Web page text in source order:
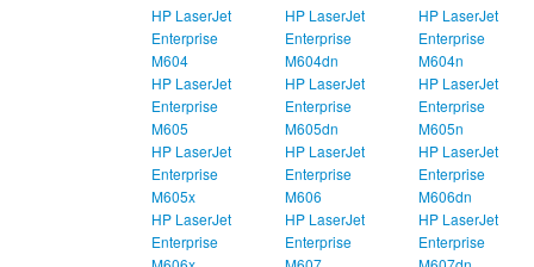
HP LaserJet
Enterprise
M604
HP LaserJet
Enterprise
M604dn
HP LaserJet
Enterprise
M604n
HP LaserJet
Enterprise
M605
HP LaserJet
Enterprise
M605dn
HP LaserJet
Enterprise
M605n
HP LaserJet
Enterprise
M605x
HP LaserJet
Enterprise
M606
HP LaserJet
Enterprise
M606dn
HP LaserJet
Enterprise
HP LaserJet
Enterprise
HP LaserJet
Enterprise